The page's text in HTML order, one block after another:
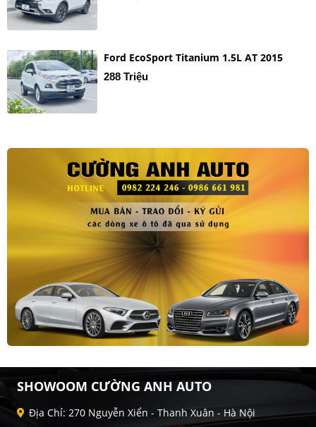
Ford EcoSport Titanium 1.5L AT 2015
288 Triệu
SHOWOOM CƯỜNG ANH AUTO
Địa Chỉ: 270 Nguyễn Xiển - Thanh Xuân - Hà Nội